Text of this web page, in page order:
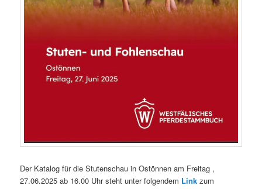
Der Katalog für die Stutenschau in Ostönnen am Freitag ,
27.06.2025 ab 16.00 Uhr steht unter folgendem Link zum